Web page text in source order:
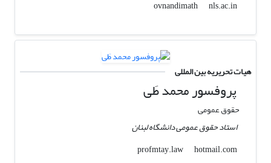
ovnandimath
nls.ac.in
هیات تحریریه بین المللی
پروفسور محمد طَی
حقوق عمومی
استاد حقوق عمومی دانشگاه لبنان
profmtay.law
hotmail.com